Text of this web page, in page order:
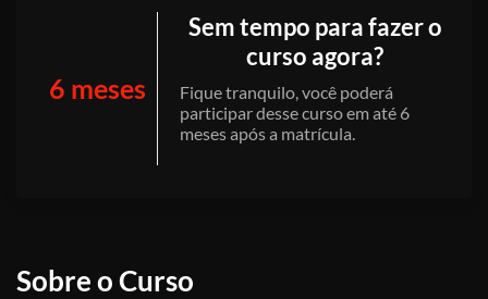
6 meses
Sem tempo para fazer o
curso agora?
Fique tranquilo, você poderá
participar desse curso em até 6
meses após a matrícula.
Sobre o Curso